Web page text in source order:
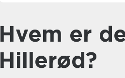
Hvem er det lokale gulvfirma i
Hillerød?